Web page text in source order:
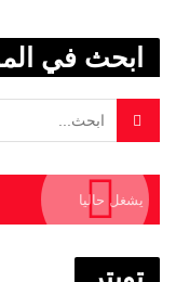
ابحث في
يشغل حاليا